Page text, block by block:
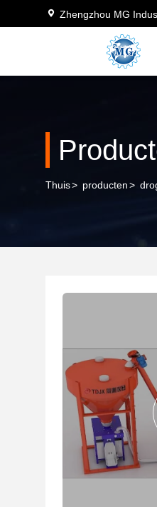
Zhengzhou MG
Thuis> producten>